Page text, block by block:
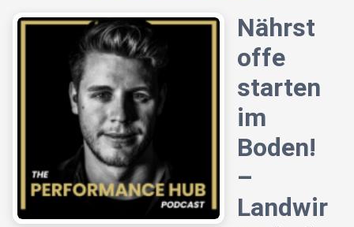
Nährst
offe
starten
im
Boden!
–
Landwir